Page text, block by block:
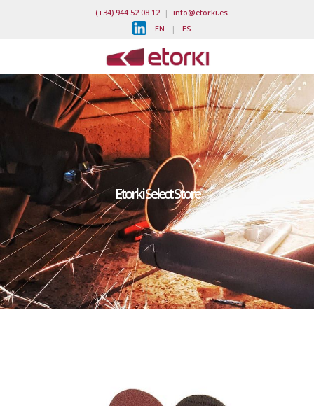
(+34) 944 52 08 12| info@etorki.es
EN | ES
Etorki Select Store